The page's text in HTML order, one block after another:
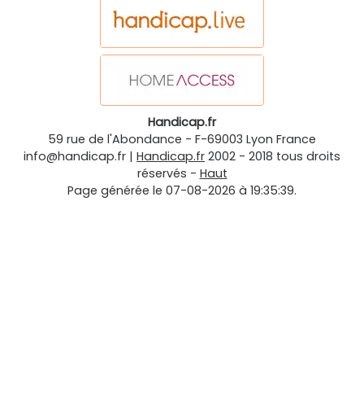
Handicap.fr
59 rue de l'Abondance - F-69003 Lyon France
info@handicap.fr | Handicap.fr 2002 - 2018 tous droits
réservés - Haut
Page générée le 07-08-2026 à 19:35:39.